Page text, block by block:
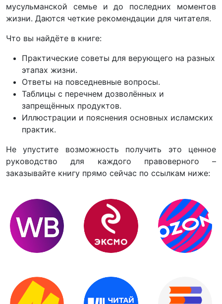
мусульманской семье и до последних моментов
жизни. Даются четкие рекомендации для читателя.
Что вы найдёте в книге:
Практические советы для верующего на разных
этапах жизни.
Ответы на повседневные вопросы.
Таблицы с перечнем дозволённых и
запрещённых продуктов.
Иллюстрации и пояснения основных исламских
практик.
Не упустите возможность получить это ценное
руководство для каждого правоверного –
заказывайте книгу прямо сейчас по ссылкам ниже: